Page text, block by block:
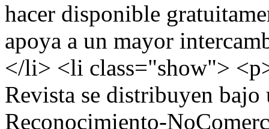
hacer disponible
apoya a un mayor
</li> <li class="show">
Revista se distribuyen
Reconocimiento-